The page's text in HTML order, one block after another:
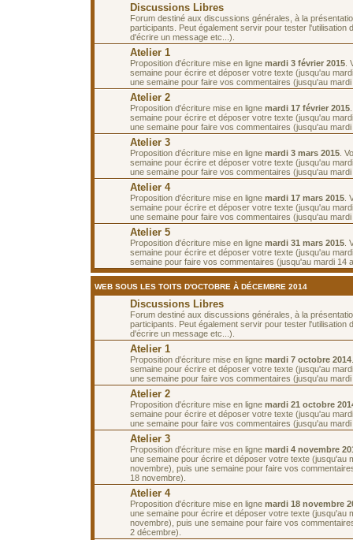
Discussions Libres
Forum destiné aux discussions générales, à la
participants. Peut également servir pour tester l'utilisation
d'écrire un message etc...).
Atelier 1
Proposition d'écriture mise en ligne mardi 3 février 2015
semaine pour écrire et déposer votre texte (jusqu'au
une semaine pour faire vos commentaires (jusqu'au
Atelier 2
Proposition d'écriture mise en ligne mardi 17 février 2015
semaine pour écrire et déposer votre texte (jusqu'au
une semaine pour faire vos commentaires (jusqu'au
Atelier 3
Proposition d'écriture mise en ligne mardi 3 mars 2015 .
semaine pour écrire et déposer votre texte (jusqu'au
une semaine pour faire vos commentaires (jusqu'au
Atelier 4
Proposition d'écriture mise en ligne mardi 17 mars 2015 .
semaine pour écrire et déposer votre texte (jusqu'au
une semaine pour faire vos commentaires (jusqu'au
Atelier 5
Proposition d'écriture mise en ligne mardi 31 mars 2015 .
semaine pour écrire et déposer votre texte (jusqu'au
semaine pour faire vos commentaires (jusqu'au mardi 14
WEB SOUS LES TOITS D'OCTOBRE À DÉCEMBRE 2014
Discussions Libres
Forum destiné aux discussions générales, à la
participants. Peut également servir pour tester l'utilisation
d'écrire un message etc...).
Atelier 1
Proposition d'écriture mise en ligne mardi 7 octobre 2014
semaine pour écrire et déposer votre texte (jusqu'au
une semaine pour faire vos commentaires (jusqu'au
Atelier 2
Proposition d'écriture mise en ligne mardi 21 octobre
semaine pour écrire et déposer votre texte (jusqu'au
une semaine pour faire vos commentaires (jusqu'au
Atelier 3
Proposition d'écriture mise en ligne mardi 4 novembre
une semaine pour écrire et déposer votre texte (jusqu'au
novembre), puis une semaine pour faire vos
18 novembre).
Atelier 4
Proposition d'écriture mise en ligne mardi 18 novembre
une semaine pour écrire et déposer votre texte (jusqu'au
novembre), puis une semaine pour faire vos
2 décembre).